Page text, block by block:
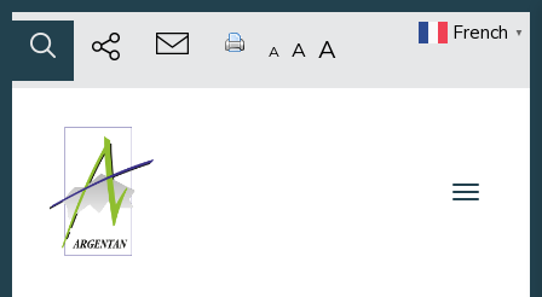
A A A
French ▼
Toggle